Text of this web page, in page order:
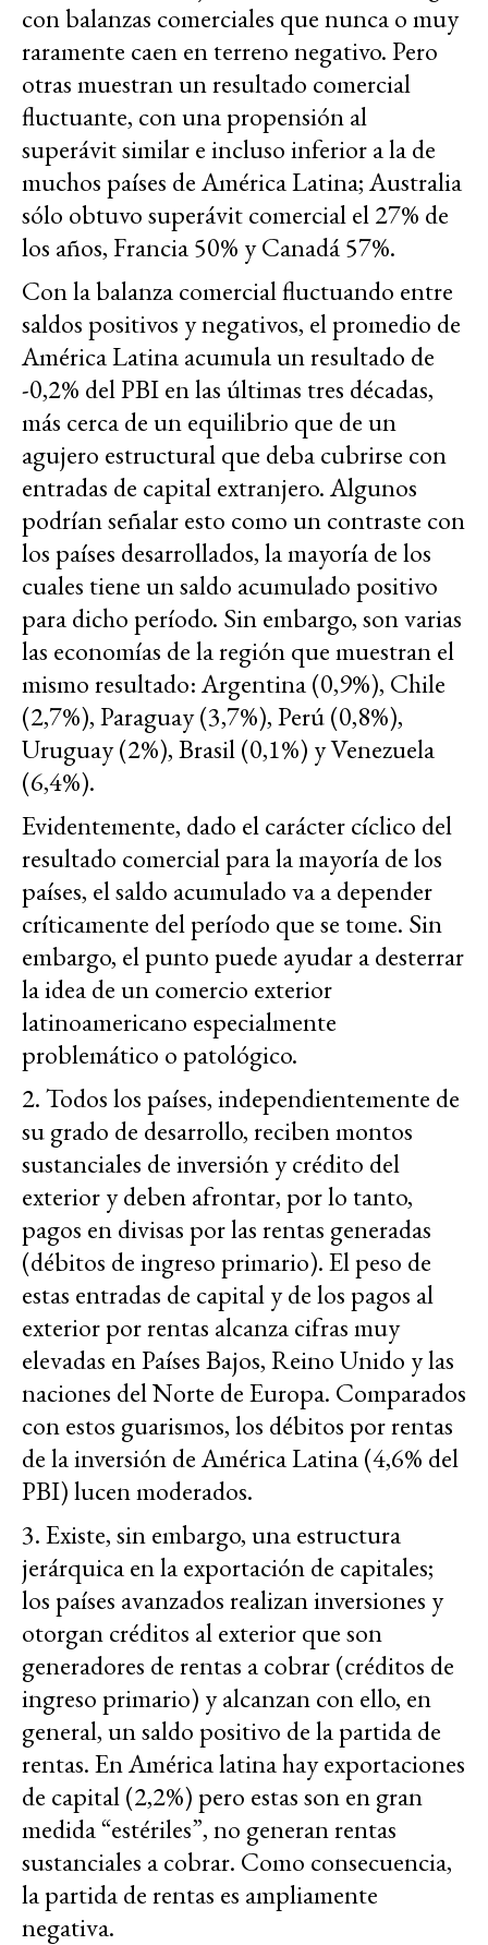
con balanzas comerciales que nunca o muy
raramente caen en terreno negativo. Pero
otras muestran un resultado comercial
fluctuante, con una propensión al
superávit similar e incluso inferior a la de
muchos países de América Latina; Australia
sólo obtuvo superávit comercial el 27% de
los años, Francia 50% y Canadá 57%.
Con la balanza comercial fluctuando entre
saldos positivos y negativos, el promedio de
América Latina acumula un resultado de
-0,2% del PBI en las últimas tres décadas,
más cerca de un equilibrio que de un
agujero estructural que deba cubrirse con
entradas de capital extranjero. Algunos
podrían señalar esto como un contraste con
los países desarrollados, la mayoría de los
cuales tiene un saldo acumulado positivo
para dicho período. Sin embargo, son varias
las economías de la región que muestran el
mismo resultado: Argentina (0,9%), Chile
(2,7%), Paraguay (3,7%), Perú (0,8%),
Uruguay (2%), Brasil (0,1%) y Venezuela
(6,4%).
Evidentemente, dado el carácter cíclico del
resultado comercial para la mayoría de los
países, el saldo acumulado va a depender
críticamente del período que se tome. Sin
embargo, el punto puede ayudar a desterrar
la idea de un comercio exterior
latinoamericano especialmente
problemático o patológico.
2. Todos los países, independientemente de
su grado de desarrollo, reciben montos
sustanciales de inversión y crédito del
exterior y deben afrontar, por lo tanto,
pagos en divisas por las rentas generadas
(débitos de ingreso primario). El peso de
estas entradas de capital y de los pagos al
exterior por rentas alcanza cifras muy
elevadas en Países Bajos, Reino Unido y las
naciones del Norte de Europa. Comparados
con estos guarismos, los débitos por rentas
de la inversión de América Latina (4,6% del
PBI) lucen moderados.
3. Existe, sin embargo, una estructura
jerárquica en la exportación de capitales;
los países avanzados realizan inversiones y
otorgan créditos al exterior que son
generadores de rentas a cobrar (créditos de
ingreso primario) y alcanzan con ello, en
general, un saldo positivo de la partida de
rentas. En América latina hay exportaciones
de capital (2,2%) pero estas son en gran
medida “estériles”, no generan rentas
sustanciales a cobrar. Como consecuencia,
la partida de rentas es ampliamente
negativa.